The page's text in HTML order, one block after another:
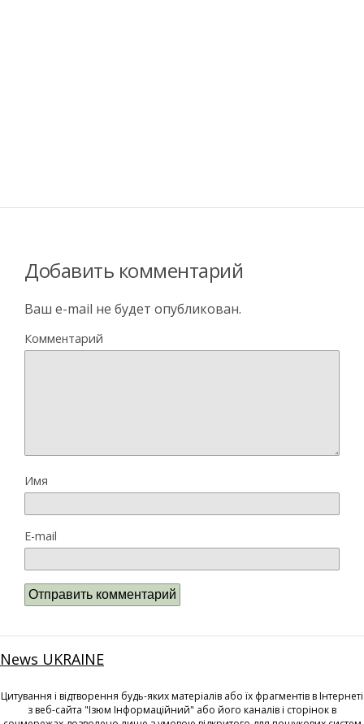
Добавить комментарий
Ваш e-mail не будет опубликован.
Комментарий
Имя
E-mail
News UKRAINE
Цитування і відтворення будь-яких матеріалів або їх фрагментів в Інтернеті
з веб-сайта "Ізюм Інформаційний" або його каналів і сторінок в